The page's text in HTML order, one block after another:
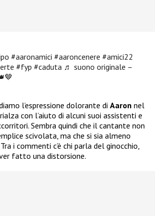
#aaronamici #aaroncenere #amici22
#fyp #caduta ♬ suono originale –
l’espressione dolorante di Aaron nel
con l’aiuto di alcuni suoi assistenti e
Sembra quindi che il cantante non
scivolata, ma che si sia almeno
i commenti c’è chi parla del ginocchio,
fatto una distorsione.